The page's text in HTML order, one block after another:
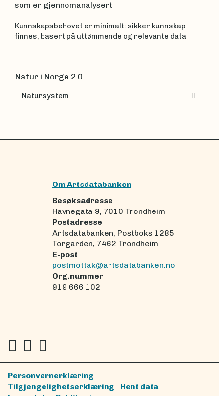
som er gjennomanalysert
Kunnskapsbehovet er minimalt: sikker kunnskap
finnes, basert på uttømmende og relevante data
Natur i Norge 2.0
Natursystem
Om Artsdatabanken
Besøksadresse
Havnegata 9, 7010 Trondheim
Postadresse
Artsdatabanken, Postboks 1285
Torgarden, 7462 Trondheim
E-post
postmottak@artsdatabanken.no
Org.nummer
919 666 102
Personvernerklæring
Tilgjengelighetserklæring
Hent data